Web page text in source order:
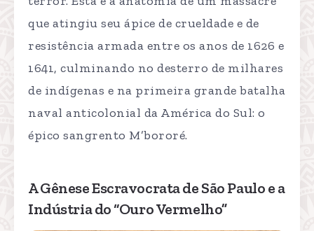
que atingiu seu ápice de crueldade e de
resistência armada entre os anos de 1626 e
1641, culminando no desterro de milhares
de indígenas e na primeira grande batalha
naval anticolonial da América do Sul: o
épico sangrento M’bororé.
A Gênese Escravocrata de São Paulo e a
Indústria do “Ouro Vermelho”